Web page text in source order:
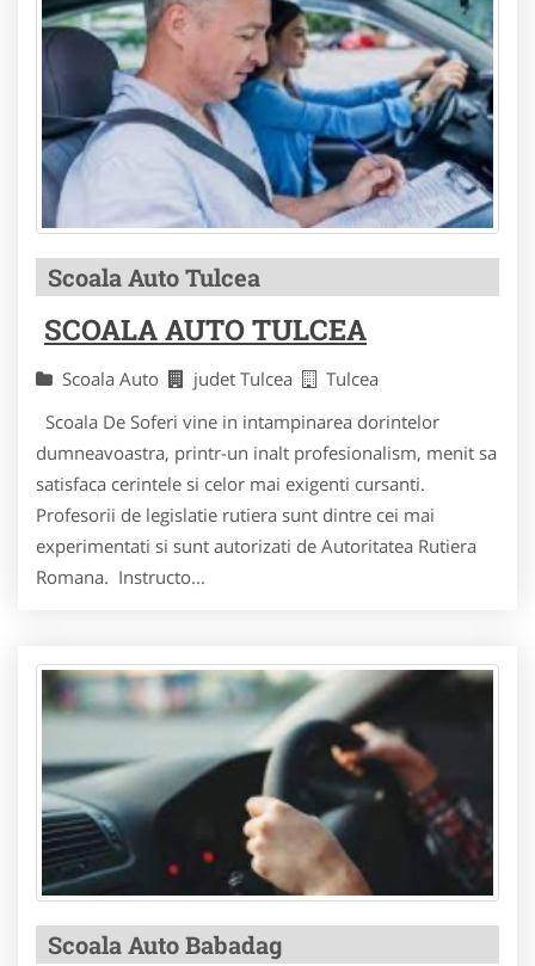
Scoala Auto Tulcea
SCOALA AUTO TULCEA
Scoala Auto judet Tulcea
Tulcea
Scoala De Soferi vine in intampinarea dorintelor
dumneavoastra, printr-un inalt profesionalism, menit sa
satisfaca cerintele si celor mai exigenti cursanti.
Profesorii de legislatie rutiera sunt dintre cei mai
experimentati si sunt autorizati de Autoritatea Rutiera
Romana. Instructo...
Scoala Auto Babadag